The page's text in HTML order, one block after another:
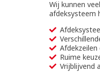
Wij kunnen
afdeksysteem
Ruime
Vrijblijvend